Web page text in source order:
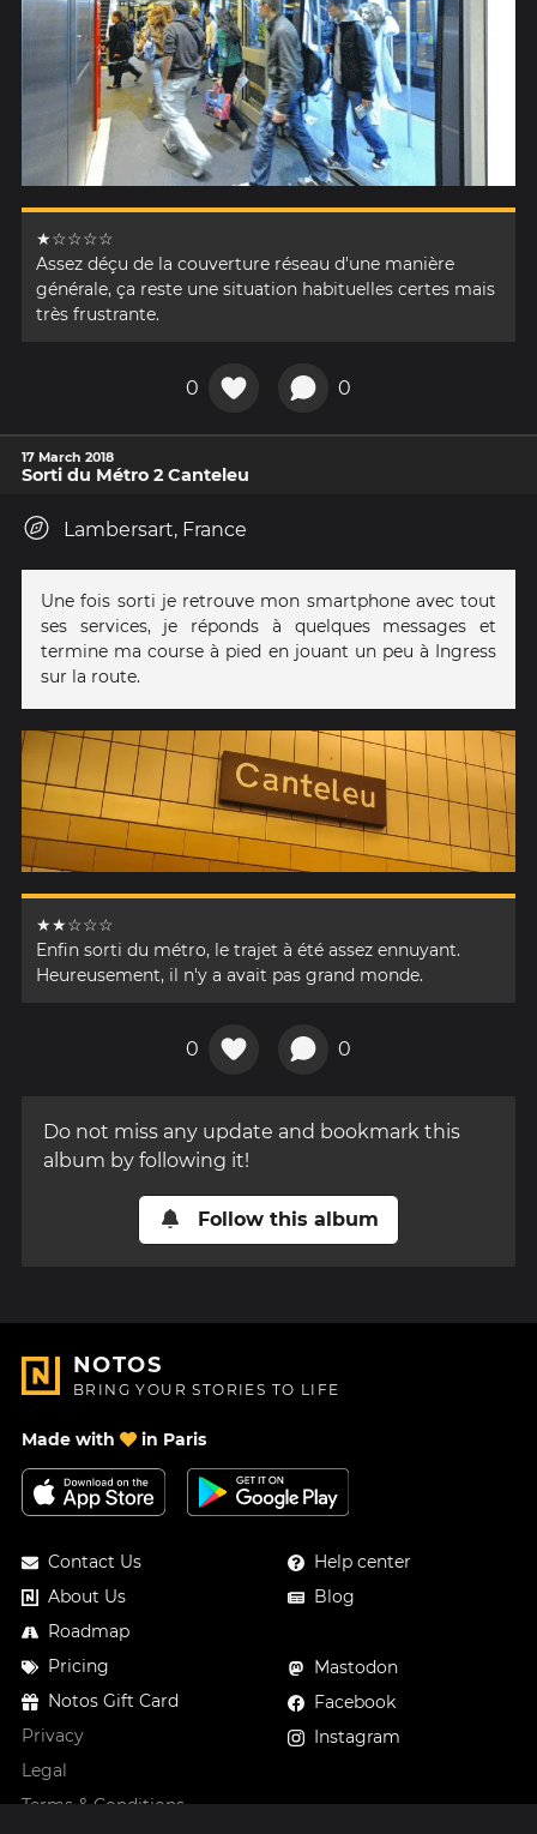
★☆☆☆☆
Assez déçu de la couverture réseau d'une manière
générale, ça reste une situation habituelles certes mais
très frustrante.
0 0
17 March 2018
Sorti du Métro 2 Canteleu
Lambersart, France
Une fois sorti je retrouve mon smartphone avec tout
ses services, je réponds à quelques messages et
termine ma course à pied en jouant un peu à Ingress
sur la route.
★★☆☆☆
Enfin sorti du métro, le trajet à été assez ennuyant.
Heureusement, il n'y a avait pas grand monde.
0 0
Do not miss any update and bookmark this
album by following it!
Follow this album
NOTOS
BRING YOUR STORIES TO LIFE
Made with in Paris
Contact Us
About Us
Roadmap
Pricing
Notos Gift Card
Privacy
Legal
Terms & Conditions
Help center
Blog
Mastodon
Facebook
Instagram